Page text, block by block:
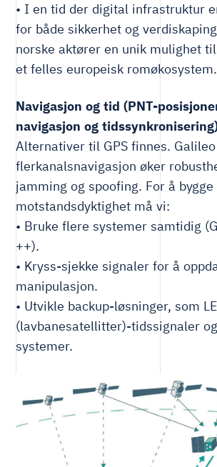
• I en tid der digital infrastruktur
for både sikkerhet og
norske aktører en unik mulighet
et felles europeisk romøkosystem.
Navigasjon og tid (PNT-
navigasjon og
Alternativer til GPS finnes.
flerkanalsnavigasjon øker
jamming og spoofing. For å bygge
motstandsdyktighet må vi:
• Bruke flere systemer samtidig
++).
• Kryss-sjekke signaler for å
manipulasjon.
• Utvikle backup-løsninger, som
(lavbanesatellitter)-tidssignaler
systemer.